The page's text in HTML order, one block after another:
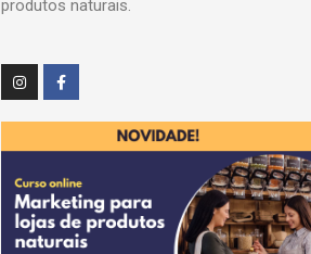
produtos naturais.